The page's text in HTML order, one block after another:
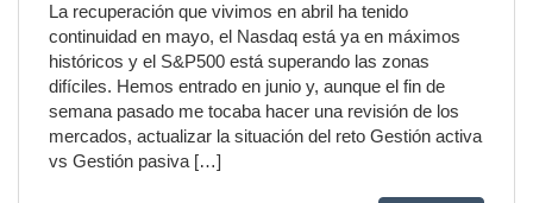
La recuperación que vivimos en abril ha tenido
continuidad en mayo, el Nasdaq está ya en máximos
históricos y el S&P500 está superando las zonas
difíciles. Hemos entrado en junio y, aunque el fin de
semana pasado me tocaba hacer una revisión de los
mercados, actualizar la situación del reto Gestión activa
vs Gestión pasiva […]